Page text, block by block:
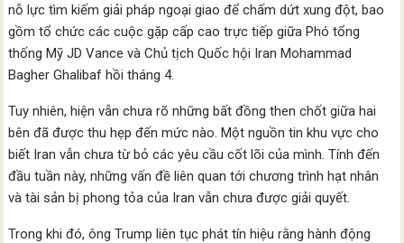
nỗ lực tìm kiếm giải pháp ngoại giao để chấm dứt xung đột, bao
gồm tổ chức các cuộc gặp cấp cao trực tiếp giữa Phó tổng
thống Mỹ JD Vance và Chủ tịch Quốc hội Iran Mohammad
Bagher Ghalibaf hồi tháng 4.
Tuy nhiên, hiện vẫn chưa rõ những bất đồng then chốt giữa hai
bên đã được thu hẹp đến mức nào. Một nguồn tin khu vực cho
biết Iran vẫn chưa từ bỏ các yêu cầu cốt lõi của mình. Tính đến
đầu tuần này, những vấn đề liên quan tới chương trình hạt nhân
và tài sản bị phong tỏa của Iran vẫn chưa được giải quyết.
Trong khi đó, ông Trump liên tục phát tín hiệu rằng hành động